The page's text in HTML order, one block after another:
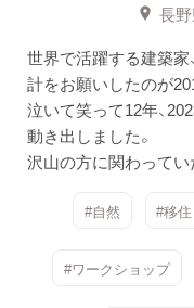
長
世界で活躍する建築家
計をお願いしたのが
泣いて笑って12年、
動き出しました。
沢山の方に関わってい
#自然 #移住
#ワークショップ